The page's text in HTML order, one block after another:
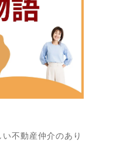
不動産仲介のあり